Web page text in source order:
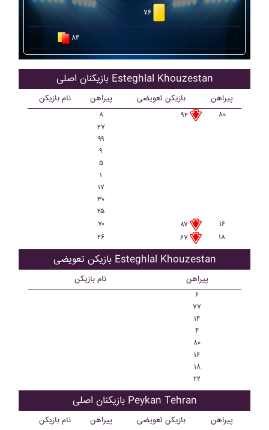
۷۶
۸۴
بازیکنان اصلی Esteghlal Khouzestan
نام بازیکن پیراهن بازیکن تعویضی پیراهن
۸ ۹۲
۸۰
۲۷
۹۹
۹
۵
۱
۱۷
۳۰
۲۵
۷۰
۸۷
۱۶
۲۶
۶۷ ۱۸
بازیکن تعویضی Esteghlal Khouzestan
نام بازیکن پیراهن
۶
۷۷
۱۴
۴
۸۰
۱۶
۱۸
۲۲
بازیکنان اصلی Peykan Tehran
نام بازیکن پیراهن بازیکن تعویضی پیراهن